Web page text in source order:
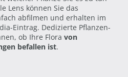
Lens können Sie das
abfilmen und erhalten im
Eintrag. Dedizierte Pflanzen-
ob Ihre Flora von
befallen ist.